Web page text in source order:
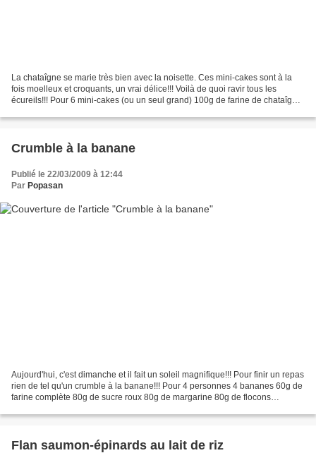
La chataîgne se marie très bien avec la noisette. Ces mini-cakes sont à la
fois moelleux et croquants, un vrai délice!!! Voilà de quoi ravir tous les
écureils!!! Pour 6 mini-cakes (ou un seul grand) 100g de farine de chataîgne
Crumble à la banane
Publié le 22/03/2009 à 12:44
Par Popasan
Aujourd'hui, c'est dimanche et il fait un soleil magnifique!!! Pour finir un repas
rien de tel qu'un crumble à la banane!!! Pour 4 personnes 4 bananes 60g de
farine complète 80g de sucre roux 80g de margarine 80g de flocons
Flan saumon-épinards au lait de riz